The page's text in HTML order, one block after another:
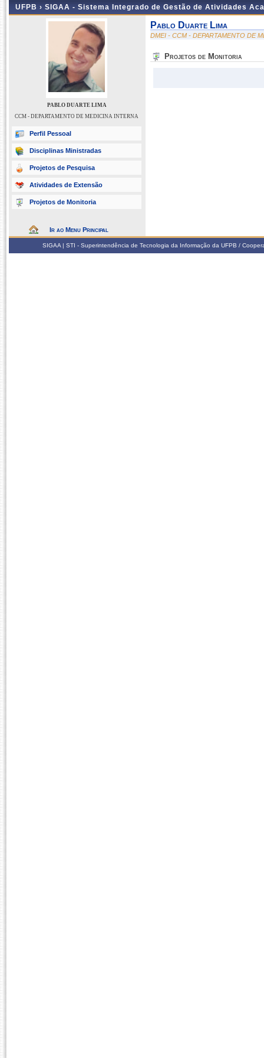
UFPB › SIGAA - Sistema Integrado de Gestão de Atividades
PABLO DUARTE LIMA
CCM - DEPARTAMENTO DE MEDICINA INTERNA
Perfil Pessoal
Disciplinas Ministradas
Projetos de Pesquisa
Atividades de Extensão
Projetos de Monitoria
Ir ao Menu Principal
Pablo Duarte Lima
DMEI - CCM - DEPARTAMENTO DE
Projetos de Monitoria
SIGAA | STI - Superintendência de Tecnologia da Informação da UFPB /